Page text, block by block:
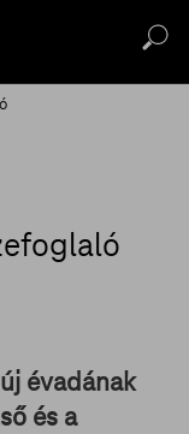
évadának
és a